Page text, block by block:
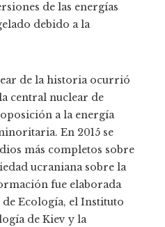
de las energías
debido a la
de la historia ocurrió
central nuclear de
a la energía
En 2015 se
más completos sobre
ucraniana sobre la
fue elaborada
Ecología, el Instituto
de Kiev y la